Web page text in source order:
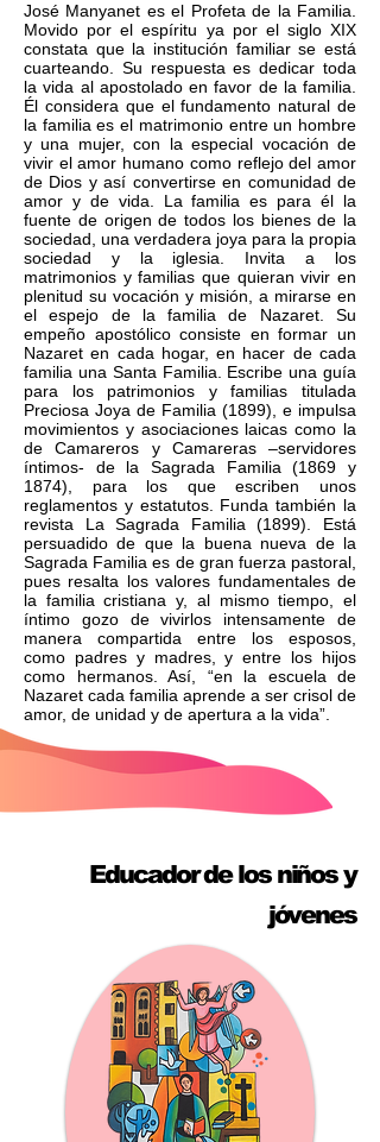
José Manyanet es el Profeta de la Familia.
Movido por el espíritu ya por el siglo XIX
constata que la institución familiar se está
cuarteando. Su respuesta es dedicar toda
la vida al apostolado en favor de la familia.
Él considera que el fundamento natural de
la familia es el matrimonio entre un hombre
y una mujer, con la especial vocación de
vivir el amor humano como reflejo del amor
de Dios y así convertirse en comunidad de
amor y de vida. La familia es para él la
fuente de origen de todos los bienes de la
sociedad, una verdadera joya para la propia
sociedad y la iglesia. Invita a los
matrimonios y familias que quieran vivir en
plenitud su vocación y misión, a mirarse en
el espejo de la familia de Nazaret. Su
empeño apostólico consiste en formar un
Nazaret en cada hogar, en hacer de cada
familia una Santa Familia. Escribe una guía
para los patrimonios y familias titulada
Preciosa Joya de Familia (1899), e impulsa
movimientos y asociaciones laicas como la
de Camareros y Camareras –servidores
íntimos- de la Sagrada Familia (1869 y
1874), para los que escriben unos
reglamentos y estatutos. Funda también la
revista La Sagrada Familia (1899). Está
persuadido de que la buena nueva de la
Sagrada Familia es de gran fuerza pastoral,
pues resalta los valores fundamentales de
la familia cristiana y, al mismo tiempo, el
íntimo gozo de vivirlos intensamente de
manera compartida entre los esposos,
como padres y madres, y entre los hijos
como hermanos. Así, “en la escuela de
Nazaret cada familia aprende a ser crisol de
amor, de unidad y de apertura a la vida”.
Educador de los niños y
jóvenes